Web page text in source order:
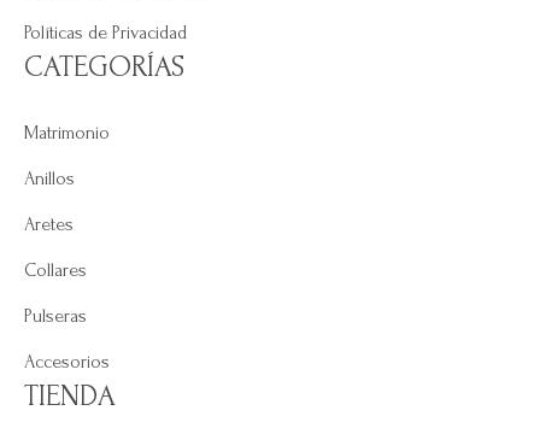
Políticas de Privacidad
CATEGORÍAS
Matrimonio
Anillos
Aretes
Collares
Pulseras
Accesorios
TIENDA